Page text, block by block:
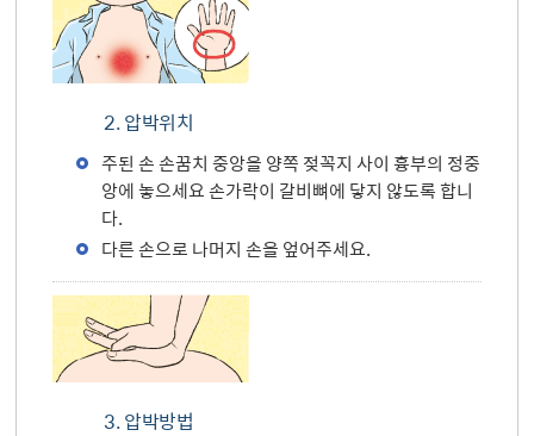
2. 압박위치
주된 손 손꿈치 중앙을 양쪽 젖꼭지 사이 흉부의 정중
앙에 놓으세요 손가락이 갈비뼈에 닿지 않도록 합니
다.
다른 손으로 나머지 손을 엎어주세요.
3. 압박방법